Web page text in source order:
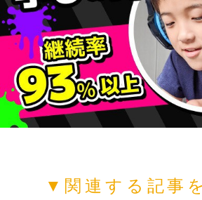
▼関連する記事